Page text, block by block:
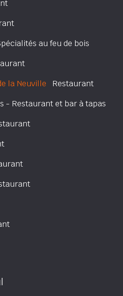
au feu de bois
la Neuville Restaurant
- Restaurant et bar à tapas